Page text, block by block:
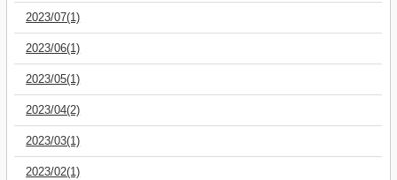
2023/07(1)
2023/06(1)
2023/05(1)
2023/04(2)
2023/03(1)
2023/02(1)